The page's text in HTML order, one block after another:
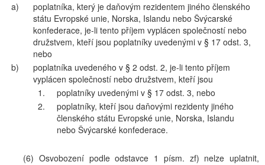
a)
poplatníka, který je daňovým rezidentem jiného členského
státu Evropské unie, Norska, Islandu nebo Švýcarské
konfederace, je-li tento příjem vyplácen společností nebo
družstvem, kteří jsou poplatníky uvedenými v § 17 odst. 3,
nebo
b)
poplatníka uvedeného v § 2 odst. 2, je-li tento příjem
vyplácen společností nebo družstvem, kteří jsou
1.
poplatníky uvedenými v § 17 odst. 3, nebo
2.
poplatníky, kteří jsou daňovými rezidenty jiného
členského státu Evropské unie, Norska, Islandu
nebo Švýcarské konfederace.
(6) Osvobození podle odstavce 1 písm. zf) nelze uplatnit,